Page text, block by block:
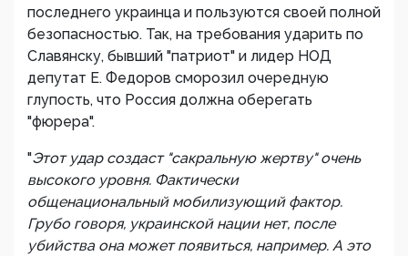
последнего украинца и пользуются своей полной
безопасностью. Так, на требования ударить по
Славянску, бывший "патриот" и лидер НОД
депутат Е. Федоров сморозил очередную
глупость, что Россия должна оберегать
"фюрера".
"Этот удар создаст "‎сакральную жертву"‎ очень
высокого уровня. Фактически
общенациональный мобилизующий фактор.
Грубо говоря, украинской нации нет, после
убийства она может появиться, например. А это